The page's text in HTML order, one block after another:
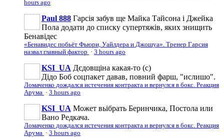
hours ago
Paul 888 Гарсія забув ще Майка Тайсона і Джейка
Пола додати до списку супертяжів, яких знищить
Бенавідес
«Бенавидес побьёт Фьюри, Уайлдера и Джошуа». Тренер Гарсия
назвал главный фактор · 3 hours ago
KSI_UA Дєдовщіна какая-то (с)
Дідо Боб соцпакет давав, повний фарш, "ислишо".
Ломаченко дождался истечения контракта и вернулся в бокс. Реакция
Арума · 3 hours ago
KSI_UA Может вьібрать Беринчика, Постола или
Вано Редкача.
Ломаченко дождался истечения контракта и вернулся в бокс. Реакция
Арума · 3 hours ago